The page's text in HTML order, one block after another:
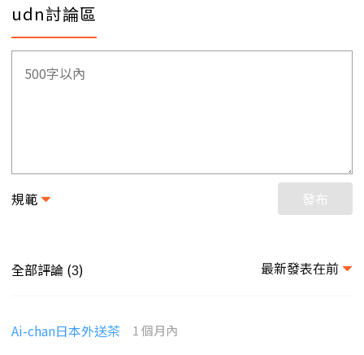
udn討論區
規範 發布
全部評論 (3) 最新發表在前
Ai-chan日本外送茶 1 個月內